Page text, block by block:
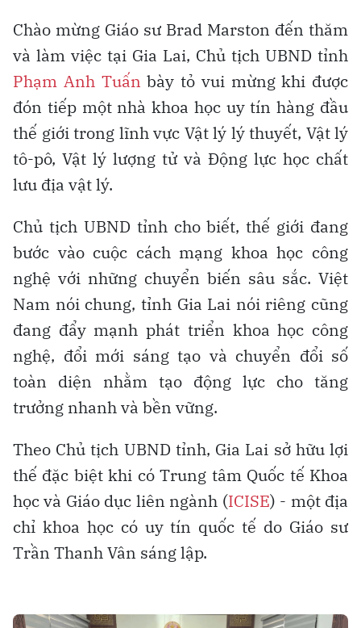
Chào mừng Giáo sư Brad Marston đến thăm
và làm việc tại Gia Lai, Chủ tịch UBND tỉnh
Phạm Anh Tuấn bày tỏ vui mừng khi được
đón tiếp một nhà khoa học uy tín hàng đầu
thế giới trong lĩnh vực Vật lý lý thuyết, Vật lý
tô-pô, Vật lý lượng tử và Động lực học chất
lưu địa vật lý.
Chủ tịch UBND tỉnh cho biết, thế giới đang
bước vào cuộc cách mạng khoa học công
nghệ với những chuyển biến sâu sắc. Việt
Nam nói chung, tỉnh Gia Lai nói riêng cũng
đang đẩy mạnh phát triển khoa học công
nghệ, đổi mới sáng tạo và chuyển đổi số
toàn diện nhằm tạo động lực cho tăng
trưởng nhanh và bền vững.
Theo Chủ tịch UBND tỉnh, Gia Lai sở hữu lợi
thế đặc biệt khi có Trung tâm Quốc tế Khoa
học và Giáo dục liên ngành (ICISE) - một địa
chỉ khoa học có uy tín quốc tế do Giáo sư
Trần Thanh Vân sáng lập.